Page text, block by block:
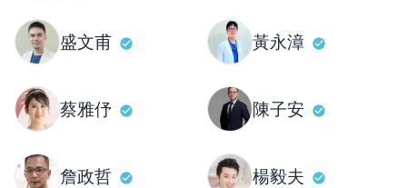
盛文甫 黃永漳
蔡雅伃 陳子安
詹政哲 楊毅夫